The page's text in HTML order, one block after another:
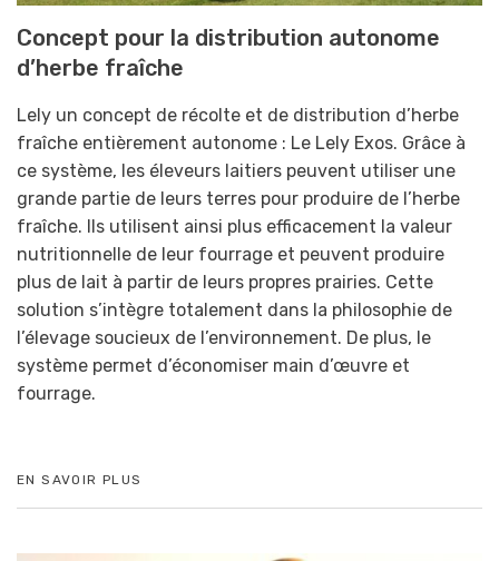
Concept pour la distribution autonome
d’herbe fraîche
Lely un concept de récolte et de distribution d’herbe
fraîche entièrement autonome : Le Lely Exos. Grâce à
ce système, les éleveurs laitiers peuvent utiliser une
grande partie de leurs terres pour produire de l’herbe
fraîche. Ils utilisent ainsi plus efficacement la valeur
nutritionnelle de leur fourrage et peuvent produire
plus de lait à partir de leurs propres prairies. Cette
solution s’intègre totalement dans la philosophie de
l’élevage soucieux de l’environnement. De plus, le
système permet d’économiser main d’œuvre et
fourrage.
EN SAVOIR PLUS